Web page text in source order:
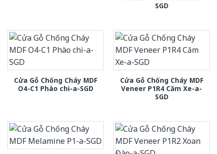
SGD
Cửa Gỗ Chống Cháy MDF
O4-C1 Phào chi-a-SGD
Cửa Gỗ Chống Cháy MDF
Veneer P1R4 Căm Xe-a-
SGD